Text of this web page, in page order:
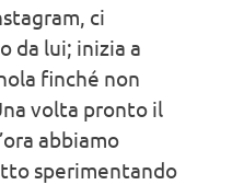
ci
da lui; inizia a
finché non
volta pronto il
abbiamo
sperimentando